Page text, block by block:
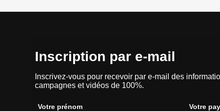
Inscription par e-mail
Inscrivez-vous pour recevoir par e-mail des
campagnes et vidéos de 100%.
Votre prénom Votre